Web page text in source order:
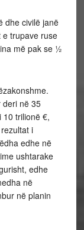
dhe civilë janë
trupave ruse
më pak se ½
deri në 35
10 trilionë €,
i
edhe në
ushtarake
edhe
në
në planin